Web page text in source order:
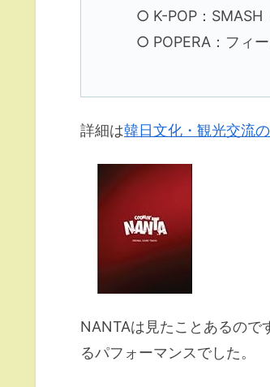
○ K-POP：SMASH（
○ POPERA：フィー
詳細は韓日文化・観光交流
NANTAは見たことあるので
るパフォーマンスでした。